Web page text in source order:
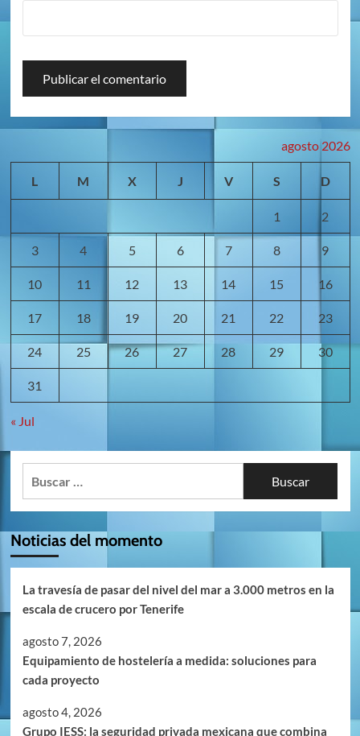
agosto 2026
L M X J V S D
1 2
3 4 5 6 7 8 9
10 11 12 13 14 15 16
17 18 19 20 21 22 23
24 25 26 27 28 29 30
31
« Jul
Noticias del momento
La travesía de pasar del nivel del mar a 3.000 metros en la
escala de crucero por Tenerife
agosto 7, 2026
Equipamiento de hostelería a medida: soluciones para
cada proyecto
agosto 4, 2026
Grupo IESS: la seguridad privada mexicana que combina